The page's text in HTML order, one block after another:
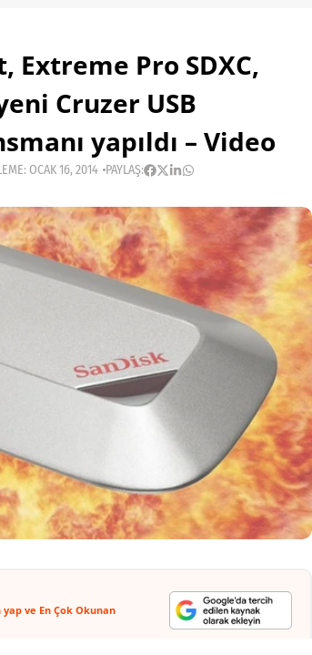
Extreme Pro SDXC,
Cruzer USB
yapıldı – Video
OCAK 16, 2014 PAYLAŞ:
ve En Çok Okunan